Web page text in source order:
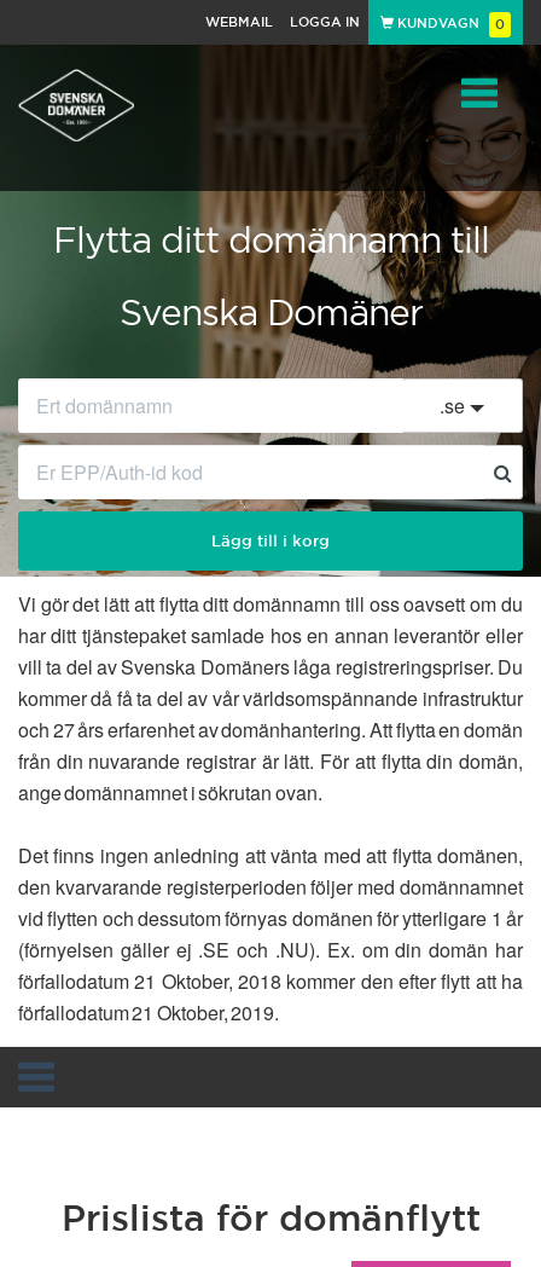
WEBMAIL LOGGA IN KUNDVAGN 0
Toggle
Flytta ditt domännamn till
Svenska Domäner
.se
Lägg till i korg
Vi gör det lätt att flytta ditt domännamn till oss oavsett om du
har ditt tjänstepaket samlade hos en annan leverantör eller
vill ta del av Svenska Domäners låga registreringspriser. Du
kommer då få ta del av vår världsomspännande infrastruktur
och 27 års erfarenhet av domänhantering. Att flytta en domän
från din nuvarande registrar är lätt. För att flytta din domän,
ange domännamnet i sökrutan ovan.
Det finns ingen anledning att vänta med att flytta domänen,
den kvarvarande registerperioden följer med domännamnet
vid flytten och dessutom förnyas domänen för ytterligare 1 år
(förnyelsen gäller ej .SE och .NU). Ex. om din domän har
förfallodatum 21 Oktober, 2018 kommer den efter flytt att ha
förfallodatum 21 Oktober, 2019.
Prislista för domänflytt